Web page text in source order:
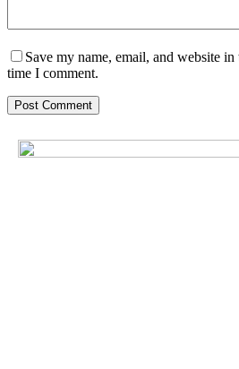
Save my name, email, and website
time I comment.
Post Comment